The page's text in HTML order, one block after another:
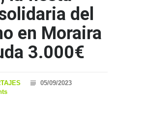
del
en Moraira
3.000€
05/09/2023